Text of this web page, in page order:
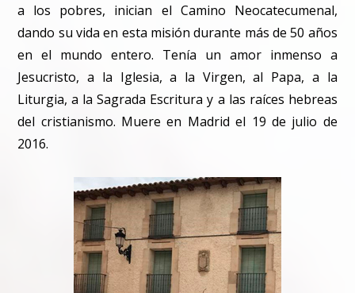
a los pobres, inician el Camino Neocatecumenal,
dando su vida en esta misión durante más de 50 años
en el mundo entero. Tenía un amor inmenso a
Jesucristo, a la Iglesia, a la Virgen, al Papa, a la
Liturgia, a la Sagrada Escritura y a las raíces hebreas
del cristianismo. Muere en Madrid el 19 de julio de
2016.